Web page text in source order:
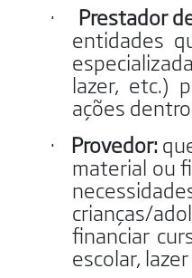
·
Prestador
entidades
lazer, etc.)
ações
· Provedor:
material ou
crianças/
financiar
escolar,